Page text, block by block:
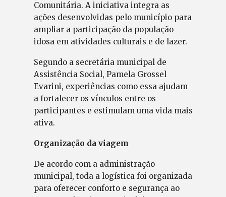
Comunitária. A iniciativa integra as
ações desenvolvidas pelo município para
ampliar a participação da população
idosa em atividades culturais e de lazer.
Segundo a secretária municipal de
Assistência Social, Pamela Grossel
Evarini, experiências como essa ajudam
a fortalecer os vínculos entre os
participantes e estimulam uma vida mais
ativa.
Organização da viagem
De acordo com a administração
municipal, toda a logística foi organizada
para oferecer conforto e segurança ao